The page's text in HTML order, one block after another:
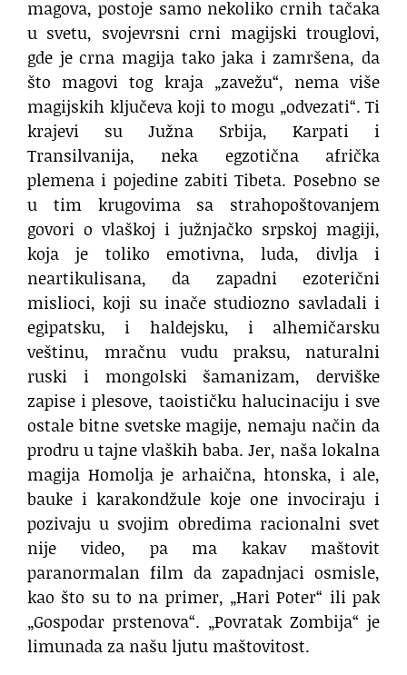
magova, postoje samo nekoliko crnih tačaka
u svetu, svojevrsni crni magijski trouglovi,
gde je crna magija tako jaka i zamršena, da
što magovi tog kraja „zavežu“, nema više
magijskih ključeva koji to mogu „odvezati“. Ti
krajevi su Južna Srbija, Karpati i
Transilvanija, neka egzotična afrička
plemena i pojedine zabiti Tibeta. Posebno se
u tim krugovima sa strahopoštovanjem
govori o vlaškoj i južnjačko srpskoj magiji,
koja je toliko emotivna, luda, divlja i
neartikulisana, da zapadni ezoterični
mislioci, koji su inače studiozno savladali i
egipatsku, i haldejsku, i alhemičarsku
veštinu, mračnu vudu praksu, naturalni
ruski i mongolski šamanizam, derviške
zapise i plesove, taoističku halucinaciju i sve
ostale bitne svetske magije, nemaju način da
prodru u tajne vlaških baba. Jer, naša lokalna
magija Homolja je arhaična, htonska, i ale,
bauke i karakondžule koje one invociraju i
pozivaju u svojim obredima racionalni svet
nije video, pa ma kakav maštovit
paranormalan film da zapadnjaci osmisle,
kao što su to na primer, „Hari Poter“ ili pak
„Gospodar prstenova“. „Povratak Zombija“ je
limunada za našu ljutu maštovitost.